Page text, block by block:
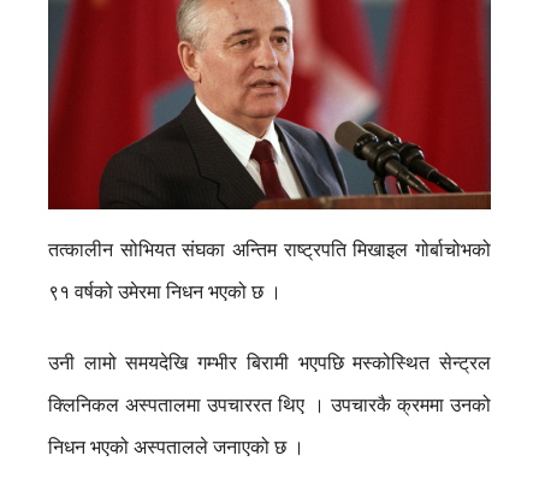
तत्कालीन सोभियत संघका अन्तिम राष्ट्रपति मिखाइल गोर्बाचोभको
९१ वर्षको उमेरमा निधन भएको छ ।
उनी लामो समयदेखि गम्भीर बिरामी भएपछि मस्कोस्थित सेन्ट्रल
क्लिनिकल अस्पतालमा उपचाररत थिए । उपचारकै क्रममा उनको
निधन भएको अस्पतालले जनाएको छ ।